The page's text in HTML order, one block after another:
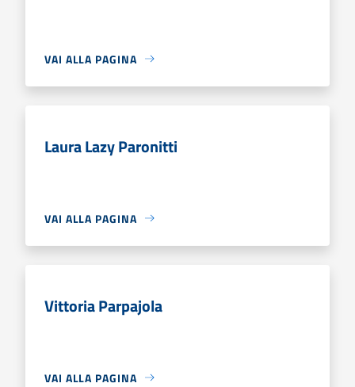
VAI ALLA PAGINA
Laura Lazy Paronitti
VAI ALLA PAGINA
Vittoria Parpajola
VAI ALLA PAGINA